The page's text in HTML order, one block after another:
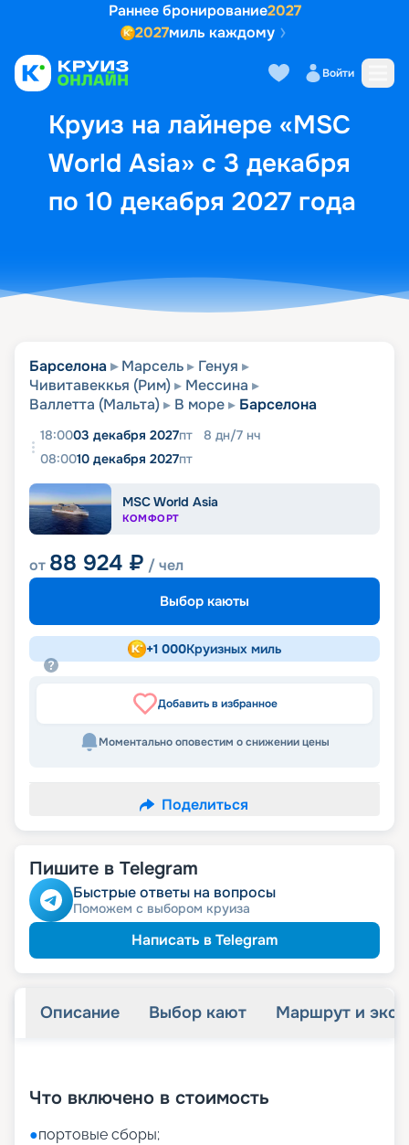
Раннее бронирование2027
2027миль каждому
Войти
Круиз на лайнере «MSC
World Asia» с 3 декабря
по 10 декабря 2027 года
Выбор кают Маршрут и
Барселона Марсель
Генуя
Чивитавеккья (Рим)
Мессина
Валлетта (Мальта)
В море Барселона
18:0003 декабря 2027пт 8 дн/7 нч
08:0010 декабря 2027пт
MSC World Asia
КОМФОРТ
от 88 924 ₽ / чел
Выбор каюты
+1 000Круизных миль
Добавить в избранное
Моментально оповестим о снижении цены
Поделиться
Пишите в Telegram
Быстрые ответы на вопросы
Поможем с выбором круиза
Написать в Telegram
Описание Выбор кают Маршрут и
Что включено в стоимость
●портовые сборы;